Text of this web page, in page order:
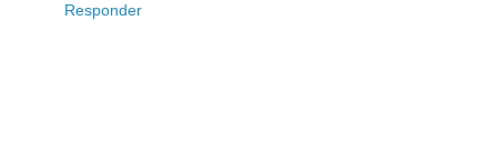
Responder